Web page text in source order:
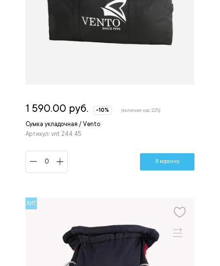
Сумка укладочная / Vento
Артикул: vnt 244 45
1 590.00 руб. -10% (включая ндс 22%)
В корзину
ХИТ